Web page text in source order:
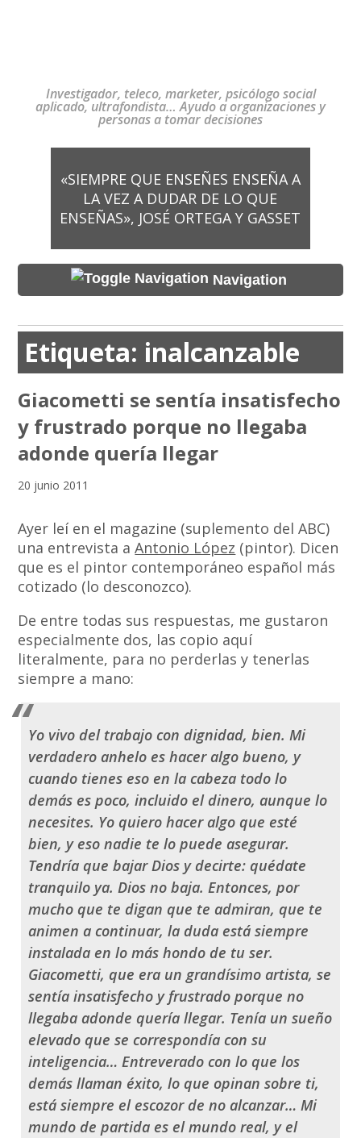
Investigador, teleco, marketer, psicólogo social
aplicado, ultrafondista… Ayudo a organizaciones y
personas a tomar decisiones
«SIEMPRE QUE ENSEÑES ENSEÑA A
LA VEZ A DUDAR DE LO QUE
ENSEÑAS», JOSÉ ORTEGA Y GASSET
Navigation
Etiqueta: inalcanzable
Giacometti se sentía insatisfecho
y frustrado porque no llegaba
adonde quería llegar
20 junio 2011
Ayer leí en el magazine (suplemento del ABC)
una entrevista aAntonio López (pintor). Dicen
que es el pintor contemporáneo español más
cotizado (lo desconozco).
De entre todas sus respuestas, me gustaron
especialmente dos, las copio aquí
literalmente, para no perderlas y tenerlas
siempre a mano:
Yo vivo del trabajo con dignidad, bien. Mi
verdadero anhelo es hacer algo bueno, y
cuando tienes eso en la cabeza todo lo
demás es poco, incluido el dinero, aunque lo
necesites. Yo quiero hacer algo que esté
bien, y eso nadie te lo puede asegurar.
Tendría que bajar Dios y decirte: quédate
tranquilo ya. Dios no baja. Entonces, por
mucho que te digan que te admiran, que te
animen a continuar, la duda está siempre
instalada en lo más hondo de tu ser.
Giacometti, que era un grandísimo artista, se
sentía insatisfecho y frustrado porque no
llegaba adonde quería llegar. Tenía un sueño
elevado que se correspondía con su
inteligencia… Entreverado con lo que los
demás llaman éxito, lo que opinan sobre ti,
está siempre el escozor de no alcanzar… Mi
mundo de partida es el mundo real, y el